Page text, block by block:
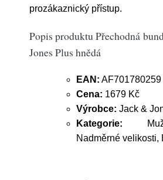
prozákaznický přístup.
Popis produktu Přechodná
Jones Plus hnědá
EAN: AF701780259
Cena: 1679 Kč
Výrobce: Jack &
Kategorie:
Nadměrné velikosti,